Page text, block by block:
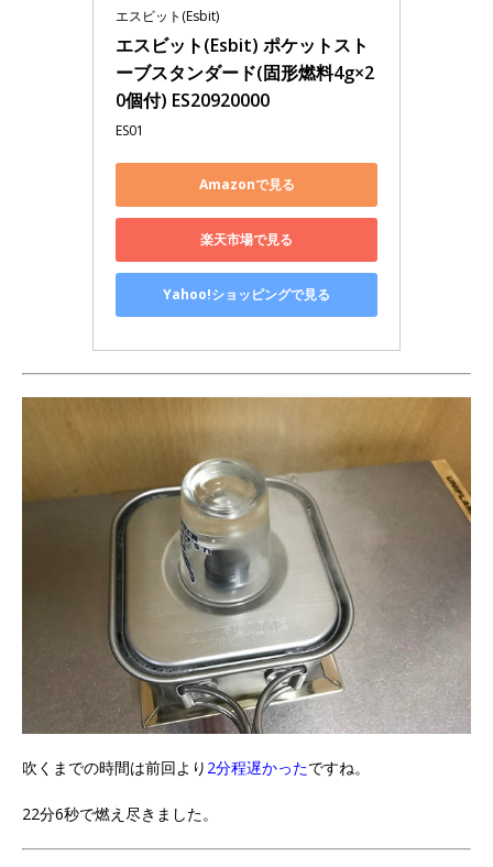
エスビット(Esbit)
エスビット(Esbit) ポケットスト
ーブスタンダード(固形燃料4g×2
0個付) ES20920000
ES01
Amazonで見る
楽天市場で見る
Yahoo!ショッピングで見る
吹くまでの時間は前回より 2分程遅かったですね。
22分6秒で燃え尽きました。